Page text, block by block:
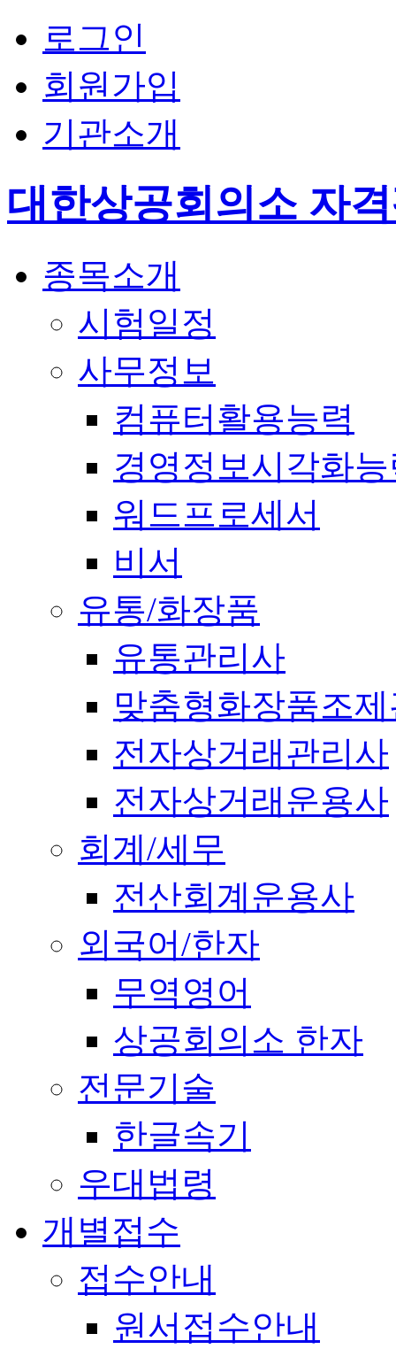
로그인
회원가입
기관소개
대한상공회의소 자
종목소개
시험일정
사무정보
컴퓨터활용능력
경영정보시각화
워드프로세서
비서
유통/화장품
유통관리사
맞춤형화장품조
전자상거래관리사
전자상거래운용사
회계/세무
전산회계운용사
외국어/한자
무역영어
상공회의소 한자
전문기술
한글속기
우대법령
개별접수
접수안내
원서접수안내